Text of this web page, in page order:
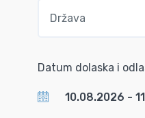
Datum dolaska i